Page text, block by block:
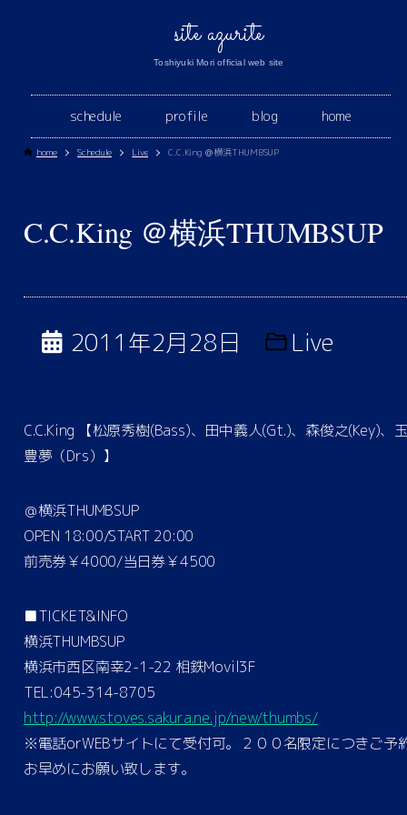
site azurite
Toshiyuki Mori official web site
schedule profile blog home
home Schedule Live C.C.King ＠横浜THUMBSUP
C.C.King ＠横浜THUMBSUP
2011年2月28日 Live
C.C.King 【松原秀樹(Bass)、田中義人(Gt.)、森俊之(Key)、
豊夢（Drs）】
＠横浜THUMBSUP
OPEN 18:00/START 20:00
前売券￥4000/当日券￥4500
■TICKET&INFO
横浜THUMBSUP
横浜市西区南幸2-1-22 相鉄Movil3F
TEL:045-314-8705
http://www.stoves.sakura.ne.jp/new/thumbs/
※電話orWEBサイトにて受付可。２００名限定につきご予
お早めにお願い致します。